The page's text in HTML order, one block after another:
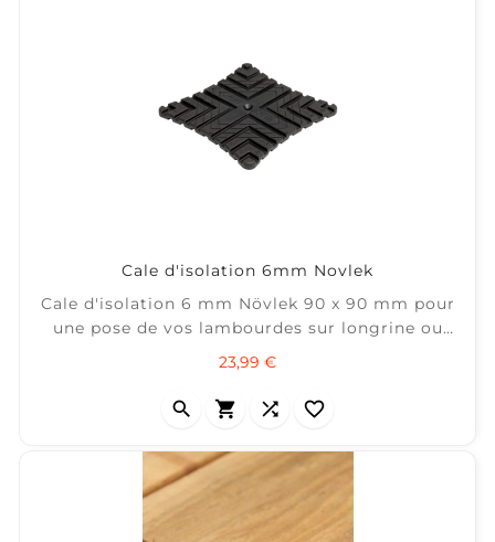
Cale d'isolation 6mm Novlek
Cale d'isolation 6 mm Növlek 90 x 90 mm pour
une pose de vos lambourdes sur longrine ou
plots béton. ± 5 m2 / sachet de 25
23,99 €Prix
   